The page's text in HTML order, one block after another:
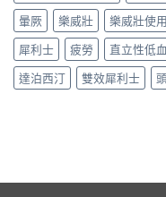
暈厥
樂威壯 樂威壯使
犀利士
疲勞 直立性低
達泊西汀
雙效犀利士